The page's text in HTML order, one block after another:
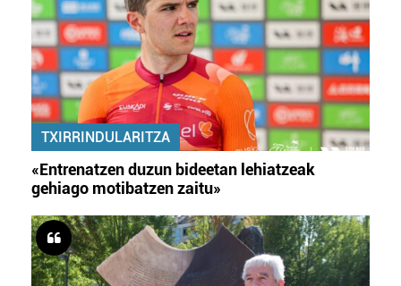
TXIRRINDULARITZA
«Entrenatzen duzun bideetan lehiatzeak
gehiago motibatzen zaitu»